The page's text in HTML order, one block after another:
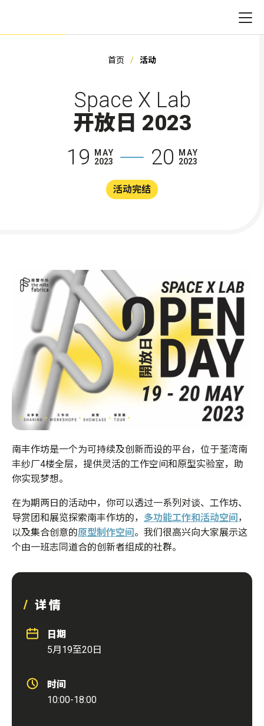
首页 活动
Space X Lab
开放日 2023
19
MAY
2023
20
MAY
2023
活动完结
详情
日期
5月19至20日
时间
10:00-18:00
南丰作坊是一个为可持续及创新而设的平台，位于荃湾南
丰纱厂4楼全层，提供灵活的工作空间和原型实验室，助
你实现梦想。
在为期两日的活动中，你可以透过一系列对谈、工作坊、
导赏团和展览探索南丰作坊的， 多功能工作和活动空间 ，
以及集合创意的原型制作空间 。我们很高兴向大家展示这
个由一班志同道合的创新者组成的社群。